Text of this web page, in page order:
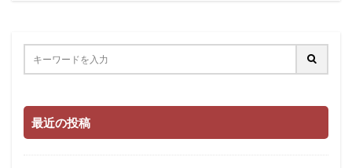
最近の投稿